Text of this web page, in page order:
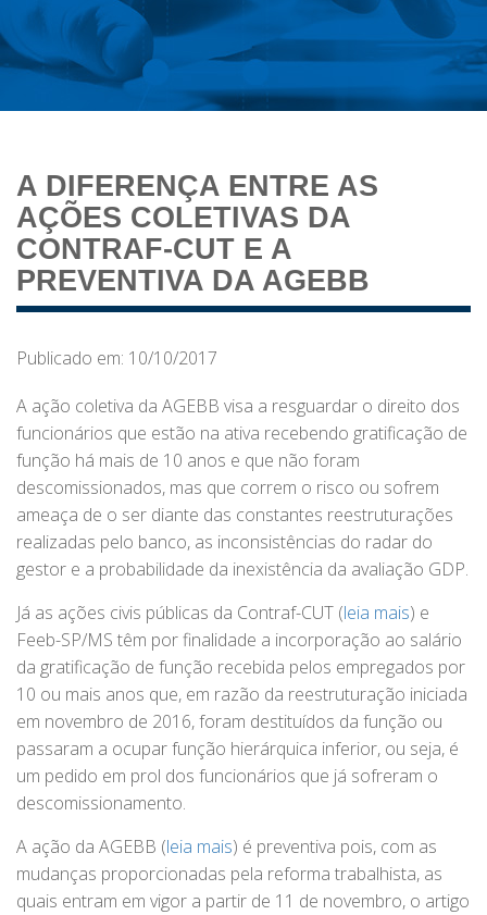
A DIFERENÇA ENTRE AS
AÇÕES COLETIVAS DA
CONTRAF-CUT E A
PREVENTIVA DA AGEBB
Publicado em: 10/10/2017
A ação coletiva da AGEBB visa a resguardar o direito dos
funcionários que estão na ativa recebendo gratificação de
função há mais de 10 anos e que não foram
descomissionados, mas que correm o risco ou sofrem
ameaça de o ser diante das constantes reestruturações
realizadas pelo banco, as inconsistências do radar do
gestor e a probabilidade da inexistência da avaliação GDP.
Já as ações civis públicas da Contraf-CUT (leia mais) e
Feeb-SP/MS têm por finalidade a incorporação ao salário
da gratificação de função recebida pelos empregados por
10 ou mais anos que, em razão da reestruturação iniciada
em novembro de 2016, foram destituídos da função ou
passaram a ocupar função hierárquica inferior, ou seja, é
um pedido em prol dos funcionários que já sofreram o
descomissionamento.
A ação da AGEBB (leia mais) é preventiva pois, com as
mudanças proporcionadas pela reforma trabalhista, as
quais entram em vigor a partir de 11 de novembro, o artigo